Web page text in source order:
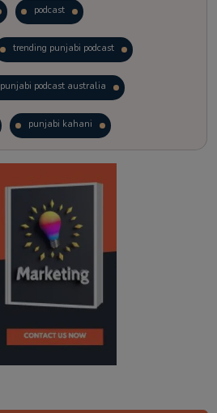
podcast
trending punjabi podcast
punjabi podcast australia
punjabi kahani
punjabi story